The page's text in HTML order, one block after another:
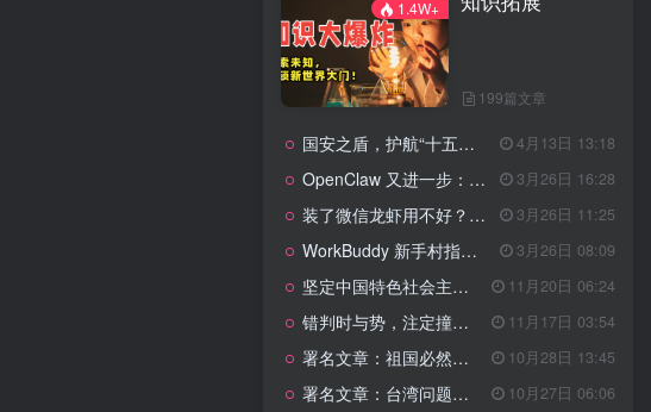
1.4W+
199篇文章
国安之盾，护航“十五五”新征程 4月13日 13:18
OpenClaw 又进一步：微信直连+安全检测+版本切换 3月26日 16:28
装了微信龙虾用不好？3步让你轻松指挥AI干活！ 3月26日 11:25
WorkBuddy 新手村指南：10 个核心技巧帮你解锁满级虾🦞！ 3月26日 08:09
坚定中国特色社会主义法治的政治定力 11月20日 06:24
错判时与势，注定撞南墙 11月17日 03:54
署名文章：祖国必然统一势不可挡 10月28日 13:45
署名文章：台湾问题的由来和性质 10月27日 06:06